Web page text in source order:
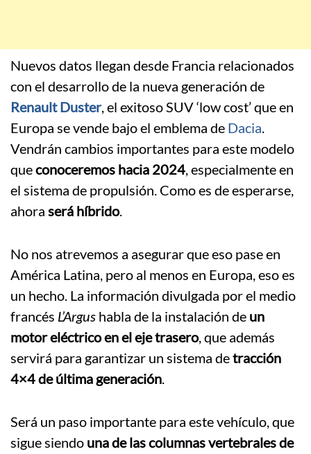
Nuevos datos llegan desde Francia relacionados
con el desarrollo de la nueva generación de
Renault Duster, el exitoso SUV ‘low cost’ que en
Europa se vende bajo el emblema de Dacia.
Vendrán cambios importantes para este modelo
queconoceremos hacia 2024, especialmente en
el sistema de propulsión. Como es de esperarse,
ahora será híbrido.
No nos atrevemos a asegurar que eso pase en
América Latina, pero al menos en Europa, eso es
un hecho. La información divulgada por el medio
francés L’Argus habla de la instalación de un
motor eléctrico en el eje trasero, que además
servirá para garantizar un sistema detracción
4×4 de última generación.
Será un paso importante para este vehículo, que
sigue siendo una de las columnas vertebrales de